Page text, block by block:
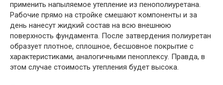
применить напыляемое утепление из пенополиуретана.
Рабочие прямо на стройке смешают компоненты и за
день нанесут жидкий состав на всю внешнюю
поверхность фундамента. После затвердения полиуретан
образует плотное, сплошное, бесшовное покрытие с
характеристиками, аналогичными пеноплексу. Правда, в
этом случае стоимость утепления будет высока.